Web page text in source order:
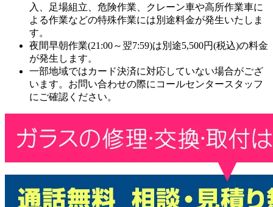
入、足場組立、危険作業、クレーン車や高所作業車に
よる作業などの特殊作業には別途料金が発生いたしま
す。
夜間早朝作業(21:00～翌7:59)は別途5,500円(税込)の料金
が発生します。
一部地域ではカード決済に対応していない場合がござ
います。お問い合わせの際にコールセンタースタッフ
にご確認ください。